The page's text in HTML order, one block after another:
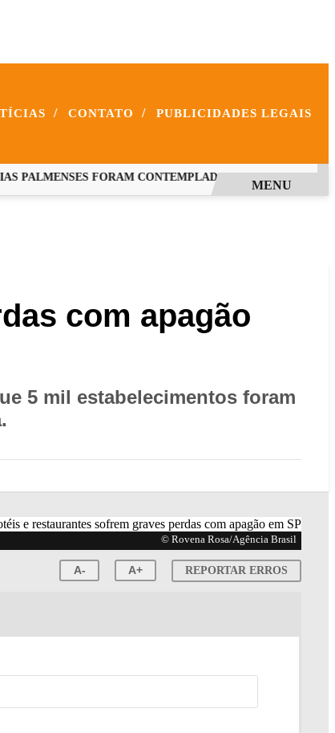
/ CONTATO / PUBLICIDADES LEGAIS
FORAM CONTEMPLADAS COM PROGRAMAS
MENU
com apagão
5 mil estabelecimentos foram
© Rovena Rosa/Agência Brasil
A- A+ REPORTAR ERROS